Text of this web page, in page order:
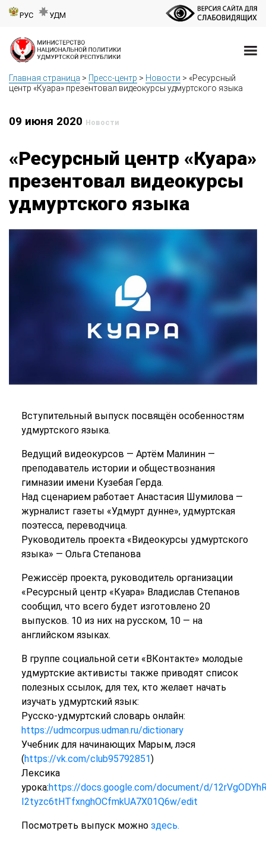
РУС УДМ
Главная страница > Пресс-центр > Новости > «Ресурсный
центр «Куара» презентовал видеокурсы удмуртского языка
09 июня 2020 Новости
«Ресурсный центр «Куара»
презентовал видеокурсы
удмуртского языка
Вступительный выпуск посвящён особенностям
удмуртского языка.
Ведущий видеокурсов — Артём Малинин —
преподаватель истории и обществознания
гимназии имени Кузебая Герда.
Над сценарием работает Анастасия Шумилова —
журналист газеты «Удмурт дунне», удмуртская
поэтесса, переводчица.
Руководитель проекта «Видеокурсы удмуртского
языка» — Ольга Степанова
Режиссёр проекта, руководитель организации
«Ресурсный центр «Куара» Владислав Степанов
сообщил, что всего будет изготовлено 20
выпусков. 10 из них на русском, 10 — на
английском языках.
В группе социальной сети «ВКонтакте» молодые
удмуртские активисты также приводят список
полезных ссылок, для тех, кто желает начать
изучать удмуртский язык:
Русско-удмуртский словарь онлайн:
https://udmcorpus.udman.ru/dictionary
Учебник для начинающих Марым, лэся
(https://vk.com/club95792851)
Лексика
урока:https://docs.google.com/document/d/
I2tyzc6tHTfxnghOCfmkUA7X01Q6w/edit
Посмотреть выпуск можно здесь.